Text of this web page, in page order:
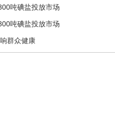
吨碘盐投放市场
吨碘盐投放市场
群众健康